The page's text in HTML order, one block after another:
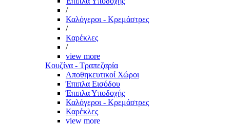
/
Καλόγεροι - Κρεμάστρες
/
Καρέκλες
/
view more
Κουζίνα - Τραπεζαρία
Αποθηκευτικοί Χώροι
Έπιπλα Εισόδου
Έπιπλα Υποδοχής
Καλόγεροι - Κρεμάστρες
Καρέκλες
view more